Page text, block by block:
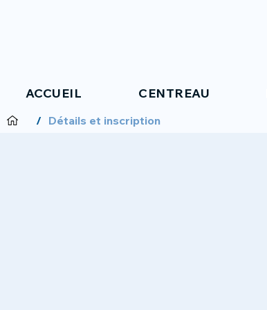
ACCUEIL CENTREAU
/ Détails et inscription